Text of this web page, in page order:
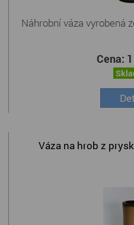
Náhrobní váza vyrobená
Cena:
Váza na hrob z